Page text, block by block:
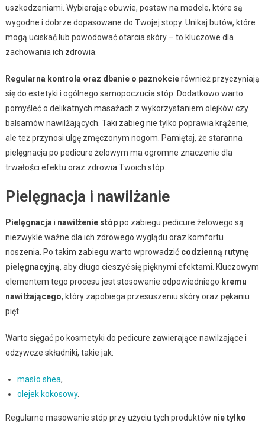
uszkodzeniami. Wybierając obuwie, postaw na modele, które są
wygodne i dobrze dopasowane do Twojej stopy. Unikaj butów, które
mogą uciskać lub powodować otarcia skóry – to kluczowe dla
zachowania ich zdrowia.
Regularna kontrola oraz dbanie o paznokcierównież przyczyniają
się do estetyki i ogólnego samopoczucia stóp. Dodatkowo warto
pomyśleć o delikatnych masażach z wykorzystaniem olejków czy
balsamów nawilżających. Taki zabieg nie tylko poprawia krążenie,
ale też przynosi ulgę zmęczonym nogom. Pamiętaj, że staranna
pielęgnacja po pedicure żelowym ma ogromne znaczenie dla
trwałości efektu oraz zdrowia Twoich stóp.
Pielęgnacja i nawilżanie
Pielęgnacja i nawilżenie stóppo zabiegu pedicure żelowego są
niezwykle ważne dla ich zdrowego wyglądu oraz komfortu
noszenia. Po takim zabiegu warto wprowadzić codzienną rutynę
pielęgnacyjną, aby długo cieszyć się pięknymi efektami. Kluczowym
elementem tego procesu jest stosowanie odpowiedniego kremu
nawilżającego, który zapobiega przesuszeniu skóry oraz pękaniu
pięt.
Warto sięgać po kosmetyki do pedicure zawierające nawilżające i
odżywcze składniki, takie jak:
masło shea,
olejek kokosowy.
Regularne masowanie stóp przy użyciu tych produktów nie tylko